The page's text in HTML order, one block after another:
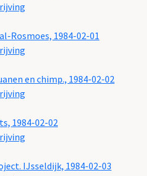
Rosmoes, 1984-02-01
en chimp., 1984-02-02
1984-02-02
IJsseldijk, 1984-02-03